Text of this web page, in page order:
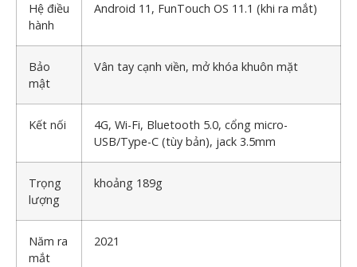
Hệ điều
hành
Android 11, FunTouch OS 11.1 (khi ra mắt)
Bảo
mật
Vân tay cạnh viền, mở khóa khuôn mặt
Kết nối
4G, Wi-Fi, Bluetooth 5.0, cổng micro-
USB/Type-C (tùy bản), jack 3.5mm
Trọng
lượng
khoảng 189g
Năm ra
mắt
2021